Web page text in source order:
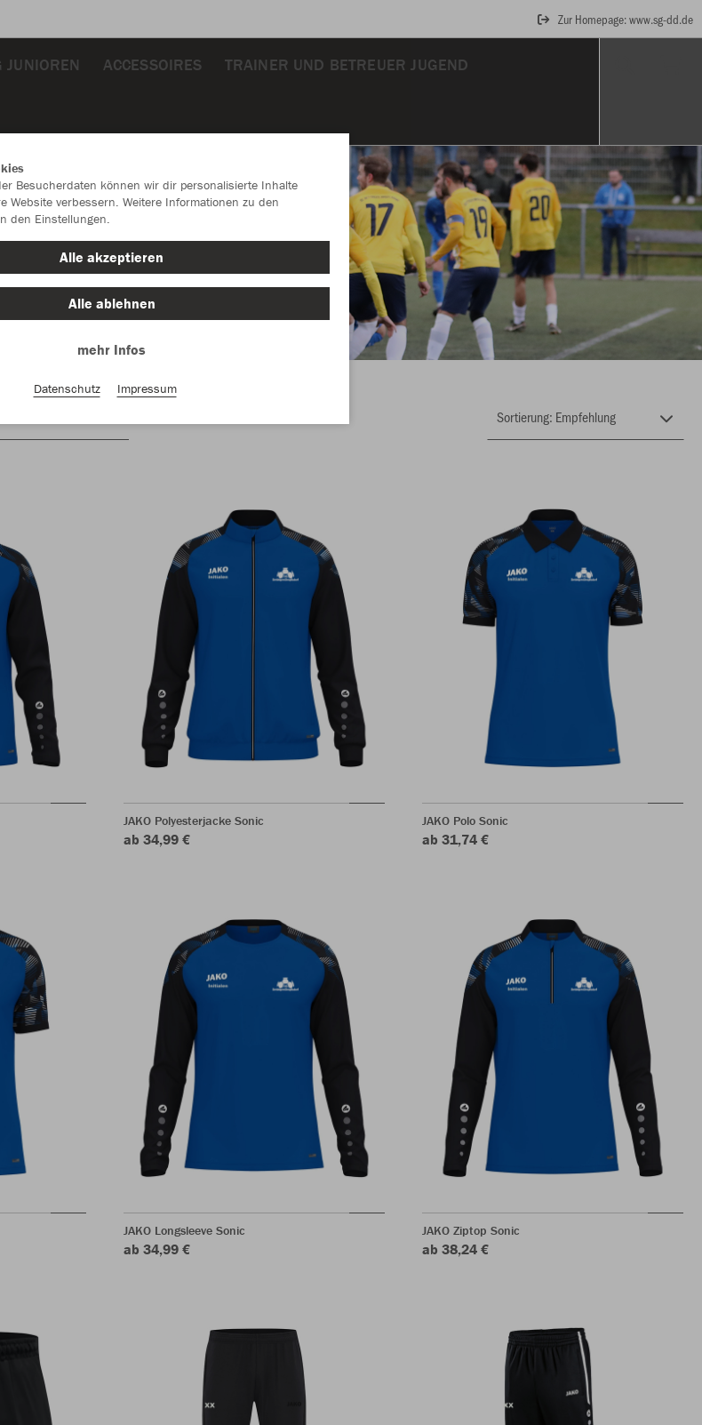
Zur Homepage: www.sg-dd.de
JUNIOREN ACCESSOIRES TRAINER UND BETREUER JUGEND
JAKO Polyesterjacke Sonic
ab 34,99 €
JAKO Polo Sonic
ab 31,74 €
JAKO Longsleeve Sonic
ab 34,99 €
JAKO Ziptop Sonic
ab 38,24 €
Besucherdaten können wir dir personalisierte Inhalte
Website verbessern. Weitere Informationen zu den
den Einstellungen.
Alle akzeptieren
Alle ablehnen
mehr Infos
Datenschutz Impressum